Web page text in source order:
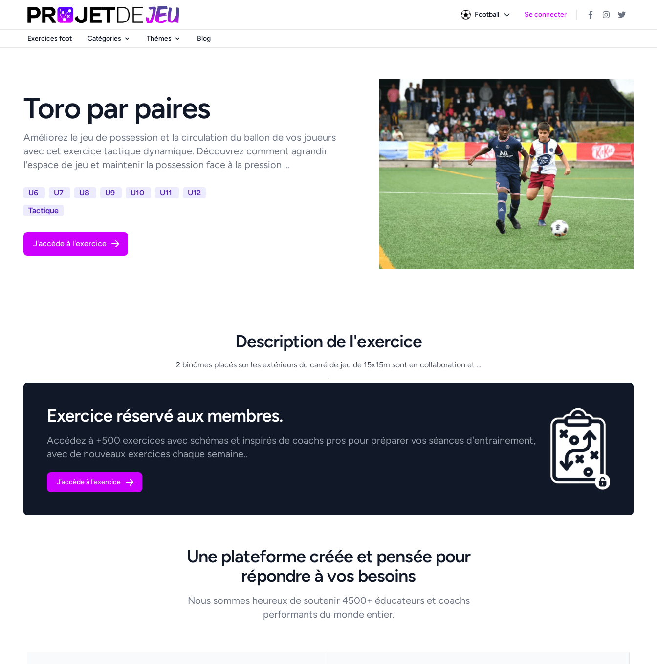
Football Se connecter
Exercices foot Catégories Thèmes Blog
Toro par paires
Améliorez le jeu de possession et la circulation du ballon de vos joueurs
avec cet exercice tactique dynamique. Découvrez comment agrandir
l'espace de jeu et maintenir la possession face à la pression ...
U6 U7 U8 U9 U10 U11
U12
Tactique
J'accède à l'exercice
Description de l'exercice
2 binômes placés sur les extérieurs du carré de jeu de 15x15m sont en collaboration et ...
.
Exercice réservé aux membres.
Accédez à +500 exercices avec schémas et inspirés de coachs pros pour préparer vos séances d'entrainement,
avec de nouveaux exercices chaque semaine..
J'accède à l'exercice
Une plateforme créée et pensée pour
répondre à vos besoins
Nous sommes heureux de soutenir 4500+ éducateurs et coachs
performants du monde entier.